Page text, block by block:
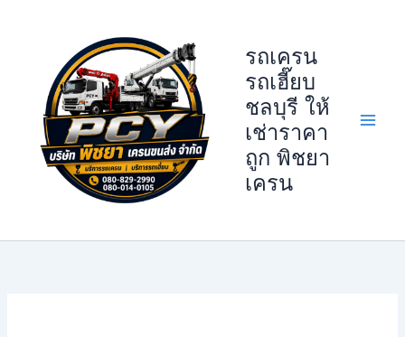
รถเครน
รถเฮี๊ยบ
ชลบุรี ให้
เช่าราคา
ถูก พิชยา
เครน